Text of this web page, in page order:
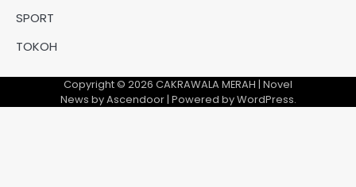
SPORT
TOKOH
Copyright © 2026 CAKRAWALA MERAH | Novel
News byAscendoor| Powered byWordPress.